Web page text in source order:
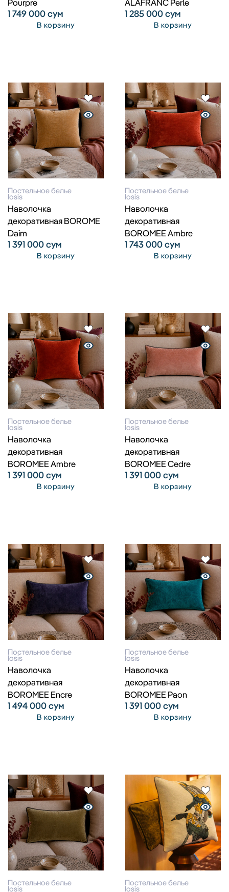
Pourpre
1 749 000сум
В корзину
ALAFRANC Perle
1 285 000сум
В корзину
Постельное белье
Iosis
Наволочка
декоративная BOROME
Daim
1 391 000сум
В корзину
Постельное белье
Iosis
Наволочка
декоративная
BOROMEE Ambre
1 743 000сум
В корзину
Постельное белье
Iosis
Наволочка
декоративная
BOROMEE Ambre
1 391 000сум
В корзину
Постельное белье
Iosis
Наволочка
декоративная
BOROMEE Cedre
1 391 000сум
В корзину
Постельное белье
Iosis
Наволочка
декоративная
BOROMEE Encre
1 494 000сум
В корзину
Постельное белье
Iosis
Наволочка
декоративная
BOROMEE Paon
1 391 000сум
В корзину
Постельное белье
Iosis
Постельное белье
Iosis